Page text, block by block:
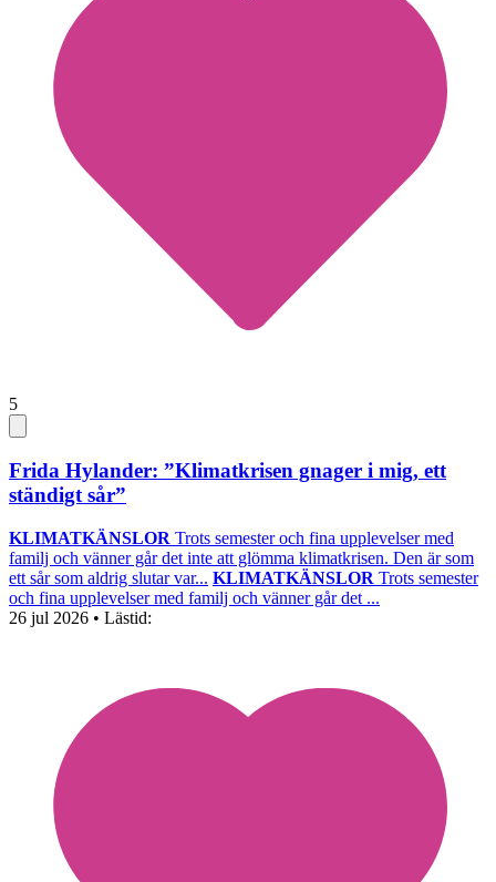
5
Frida Hylander: ”Klimatkrisen gnager i mig, ett
ständigt sår”
KLIMATKÄNSLOR Trots semester och fina upplevelser med
familj och vänner går det inte att glömma klimatkrisen. Den är som
ett sår som aldrig slutar var... KLIMATKÄNSLOR Trots semester
och fina upplevelser med familj och vänner går det ...
26 jul 2026 • Lästid: